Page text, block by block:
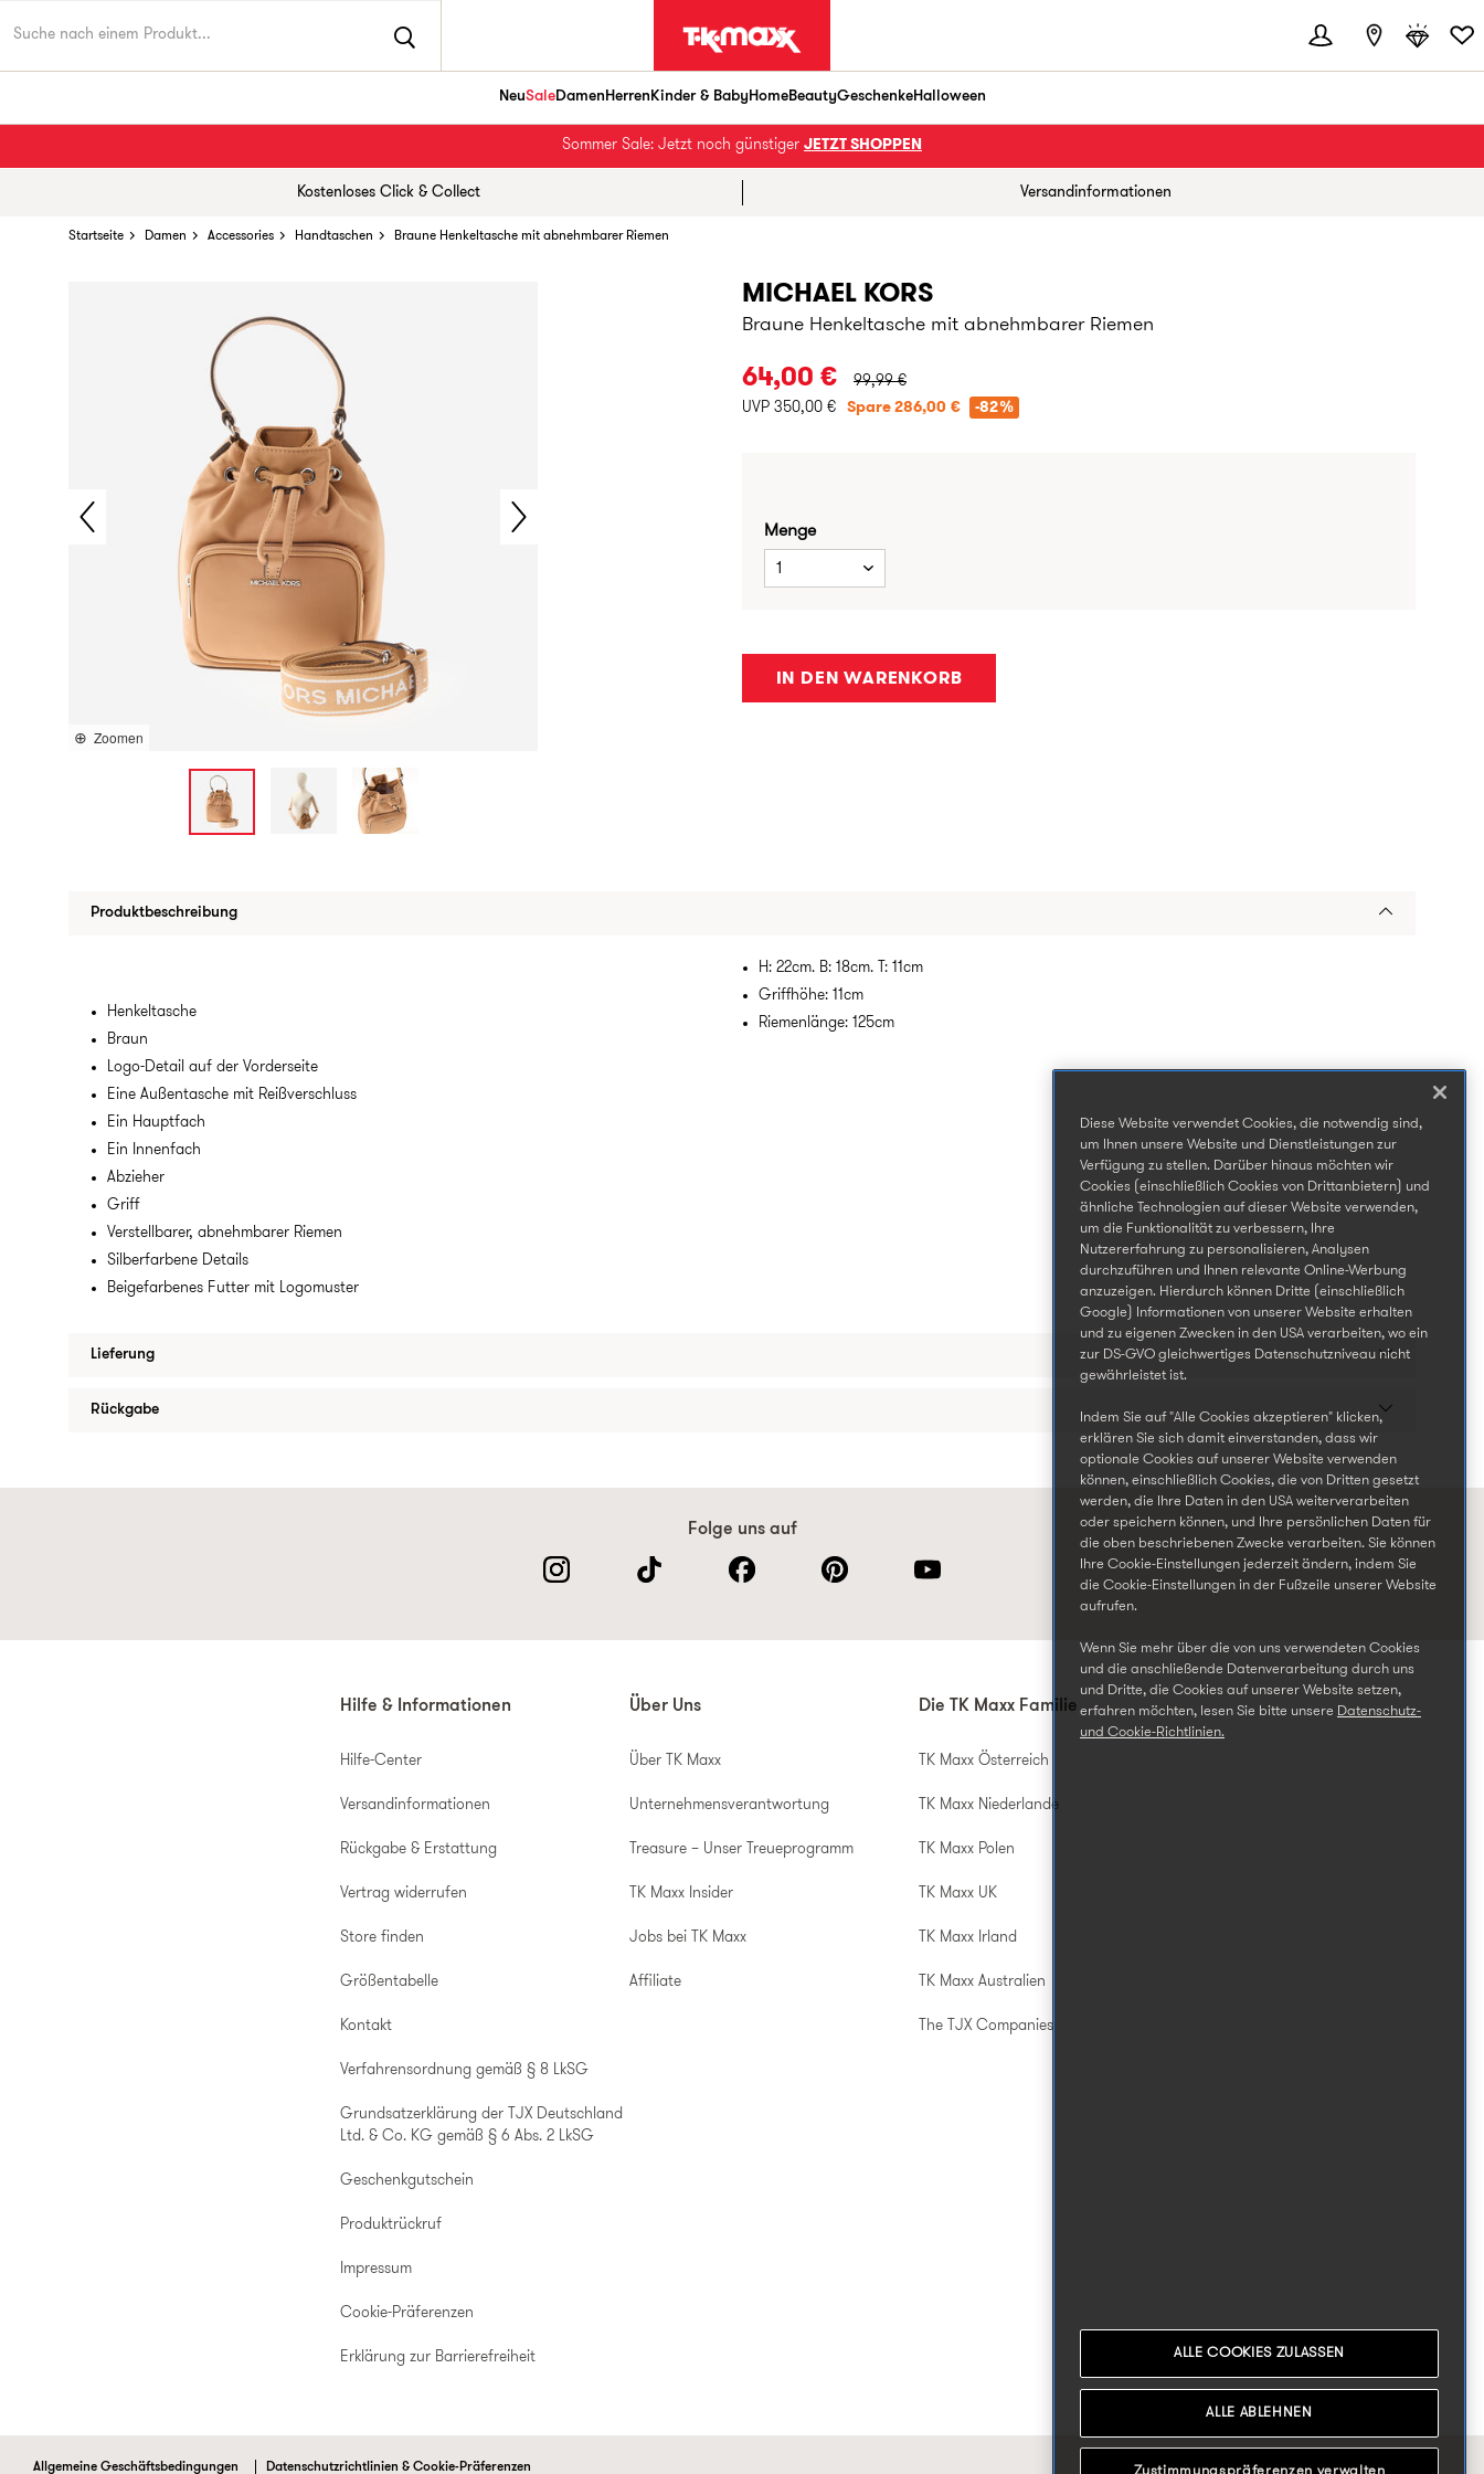
NeuSaleDamenHerrenKinder & BabyHomeBeautyGeschenkeHalloween
Sommer Sale: Jetzt noch günstiger JETZT SHOPPEN
Kostenloses Click & Collect Versandinformationen
Startseite Damen Accessories Handtaschen Braune Henkeltasche mit abnehmbarer Riemen
Zoomen
MICHAEL KORS
Braune Henkeltasche mit abnehmbarer Riemen
64,00 € URSPRÜNGLICHER PREIS:
99,99 €
UVP 350,00 €
Spare 286,00 € -82%
Menge
1
IN DEN WARENKORB
Produktbeschreibung
Henkeltasche
Braun
Logo-Detail auf der Vorderseite
Eine Außentasche mit Reißverschluss
Ein Hauptfach
Ein Innenfach
Abzieher
Griff
Verstellbarer, abnehmbarer Riemen
Silberfarbene Details
Beigefarbenes Futter mit Logomuster
H: 22cm. B: 18cm. T: 11cm
Griffhöhe: 11cm
Riemenlänge: 125cm
Lieferung
Rückgabe
Folge uns auf
Hilfe & Informationen
Hilfe-Center
Versandinformationen
Rückgabe & Erstattung
Vertrag widerrufen
Store finden
Größentabelle
Kontakt
Verfahrensordnung gemäß § 8 LkSG
Grundsatzerklärung der TJX Deutschland
Ltd. & Co. KG gemäß § 6 Abs. 2 LkSG
Geschenkgutschein
Produktrückruf
Impressum
Cookie-Präferenzen
Erklärung zur Barrierefreiheit
Über Uns
Über TK Maxx
Unternehmensverantwortung
Treasure – Unser Treueprogramm
TK Maxx Insider
Jobs bei TK Maxx
Affiliate
Die TK Maxx Familie
TK Maxx Österreich
TK Maxx Niederlande
TK Maxx Polen
TK Maxx UK
TK Maxx Irland
TK Maxx Australien
The TJX Companies
Allgemeine Geschäftsbedingungen Datenschutzrichtlinien & Cookie-Präferenzen
Diese Website verwendet Cookies, die notwendig sind,
um Ihnen unsere Website und Dienstleistungen zur
Verfügung zu stellen. Darüber hinaus möchten wir
Cookies (einschließlich Cookies von Drittanbietern) und
ähnliche Technologien auf dieser Website verwenden,
um die Funktionalität zu verbessern, Ihre
Nutzererfahrung zu personalisieren, Analysen
durchzuführen und Ihnen relevante Online-Werbung
anzuzeigen. Hierdurch können Dritte (einschließlich
Google) Informationen von unserer Website erhalten
und zu eigenen Zwecken in den USA verarbeiten, wo ein
zur DS-GVO gleichwertiges Datenschutzniveau nicht
gewährleistet ist.
Indem Sie auf "Alle Cookies akzeptieren" klicken,
erklären Sie sich damit einverstanden, dass wir
optionale Cookies auf unserer Website verwenden
können, einschließlich Cookies, die von Dritten gesetzt
werden, die Ihre Daten in den USA weiterverarbeiten
oder speichern können, und Ihre persönlichen Daten für
die oben beschriebenen Zwecke verarbeiten. Sie können
Ihre Cookie-Einstellungen jederzeit ändern, indem Sie
die Cookie-Einstellungen in der Fußzeile unserer Website
aufrufen.
Wenn Sie mehr über die von uns verwendeten Cookies
und die anschließende Datenverarbeitung durch uns
und Dritte, die Cookies auf unserer Website setzen,
erfahren möchten, lesen Sie bitte unsere Datenschutz-
und Cookie-Richtlinien.
ALLE COOKIES ZULASSEN
ALLE ABLEHNEN